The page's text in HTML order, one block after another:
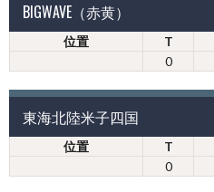
BIGWAVE（赤黄）
位置 T
0
東海北陸米子四国
位置 T
0